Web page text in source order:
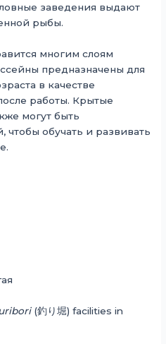
заведения выдают
рыбы.
многим слоям
предназначены для
в качестве
работы. Крытые
могут быть
чтобы обучать и развивать
(釣り堀) facilities in